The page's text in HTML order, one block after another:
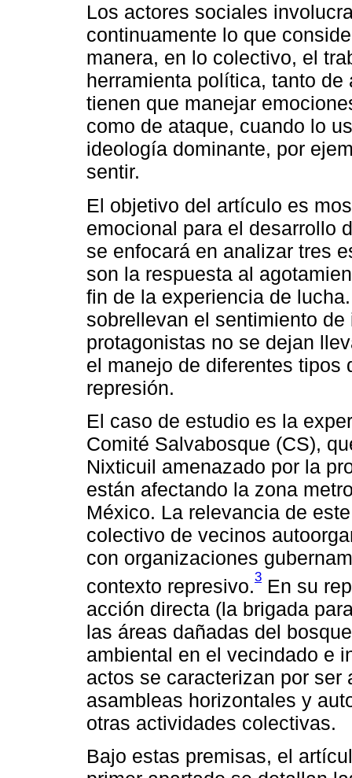
Los actores sociales
continuamente lo que
manera, en lo colectivo, el
herramienta política, tanto
tienen que manejar
como de ataque, cuando lo
ideología dominante, por
sentir.
El objetivo del artículo es
emocional para el desarrollo
se enfocará en analizar tres
son la respuesta al
fin de la experiencia de
sobrellevan el sentimiento
protagonistas no se dejan
el manejo de diferentes tipos
represión.
El caso de estudio es la
Comité Salvabosque (CS),
Nixticuil amenazado por la
están afectando la zona
México. La relevancia de
colectivo de vecinos
con organizaciones
contexto represivo.3 En su
acción directa (la brigada
las áreas dañadas del
ambiental en el vecindado e
actos se caracterizan por
asambleas horizontales y
otras actividades colectivas.
Bajo estas premisas, el